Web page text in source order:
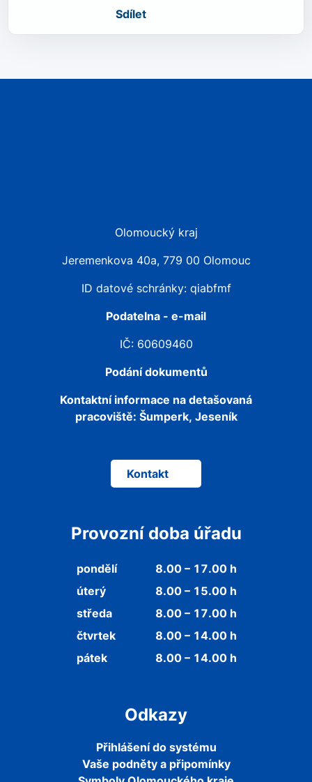
Sdílet
Olomoucký kraj
Jeremenkova 40a, 779 00 Olomouc
ID datové schránky: qiabfmf
Podatelna - e-mail
IČ: 60609460
Podání dokumentů
Kontaktní informace na detašovaná
pracoviště: Šumperk, Jeseník
Kontakt
Provozní doba úřadu
pondělí
8.00 – 17.00 h
úterý
8.00 – 15.00 h
středa
8.00 – 17.00 h
čtvrtek
8.00 – 14.00 h
pátek
8.00 – 14.00 h
Odkazy
Přihlášení do systému
Vaše podněty a připomínky